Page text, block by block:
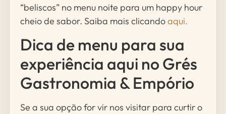
“beliscos” no menu noite para um happy hour
cheio de sabor. Saiba mais clicandoaqui.
Dica de menu para sua
experiência aqui no Grés
Gastronomia & Empório
Se a sua opção for vir nos visitar para curtir o